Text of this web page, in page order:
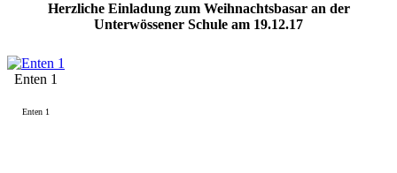
Herzliche Einladung zum Weihnachtsbasar an der
Unterwössener Schule am 19.12.17
Enten 1
Enten 1